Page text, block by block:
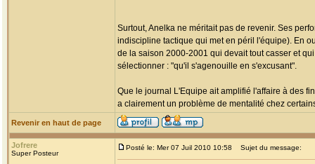
Surtout, Anelka ne méritait pas de revenir. Ses
indiscipline tactique qui met en péril l'équipe). En
de la saison 2000-2001 qui devait tout casser et
sélectionner : "qu'il s'agenouille en s'excusant".
Que le journal L'Equipe ait amplifié l'affaire à des
a clairement un problème de mentalité chez
Revenir en haut de page
Jofrere
Super Posteur
Posté le: Mer 07 Juil 2010 10:58 Sujet du message: